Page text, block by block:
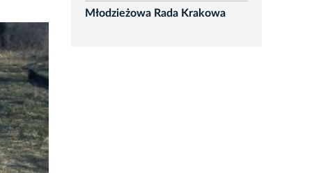
Młodzieżowa Rada Krakowa